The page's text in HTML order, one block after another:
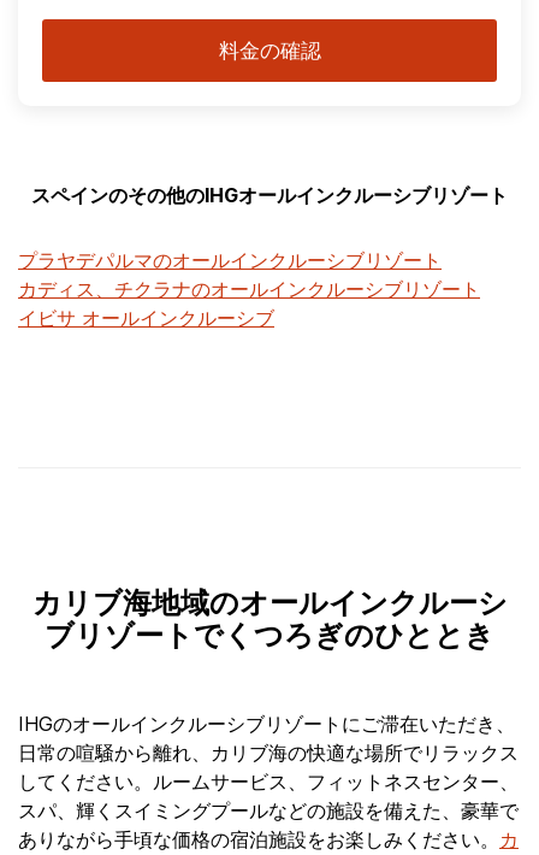
料金の確認
スペインのその他のIHGオールインクルーシブリゾート
プラヤデパルマのオールインクルーシブリゾート
カディス、チクラナのオールインクルーシブリゾート
イビサ オールインクルーシブ
カリブ海地域のオールインクルーシ
ブリゾートでくつろぎのひととき
IHGのオールインクルーシブリゾートにご滞在いただき、
日常の喧騒から離れ、カリブ海の快適な場所でリラックス
してください。ルームサービス、フィットネスセンター、
スパ、輝くスイミングプールなどの施設を備えた、豪華で
ありながら手頃な価格の宿泊施設をお楽しみください。 カ